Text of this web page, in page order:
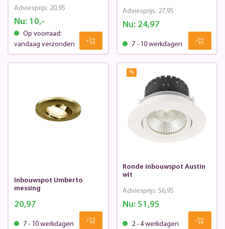
Nu:10,-
Adviesprijs: 20,95
Op voorraad:
vandaag verzonden
Nu: 24,97
Adviesprijs: 27,95
7 - 10 werkdagen
Inbouwspot Umberto
messing
20,97
7 - 10 werkdagen
%
Ronde inbouwspot Austin
wit
Nu: 51,95
Adviesprijs: 56,95
2 - 4 werkdagen